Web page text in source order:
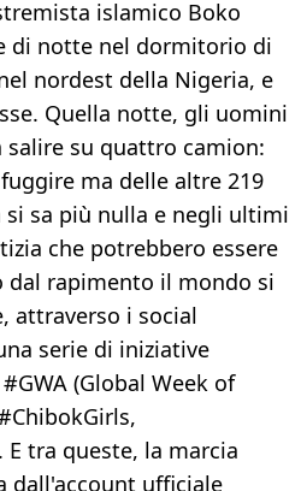
islamico Boko
di notte nel dormitorio di
nordest della Nigeria, e
Quella notte, gli uomini
su quattro camion:
ma delle altre 219
si sa più nulla e negli ultimi
che potrebbero essere
dal rapimento il mondo si
attraverso i social
serie di iniziative
(Global Week of
tra queste, la marcia
dall'account ufficiale